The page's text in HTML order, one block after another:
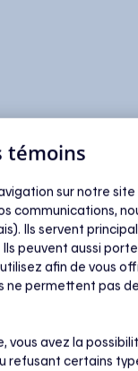
témoins
sur notre site
communications,
Ils servent
peuvent aussi
afin de vous
ne permettent pas
vous avez la
refusant certains